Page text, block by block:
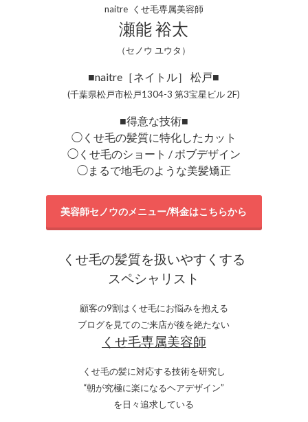
naitre くせ毛専属美容師
瀬能 裕太
（セノウ ユウタ）
■naitre［ネイトル］ 松戸■
(千葉県松戸市松戸1304-3 第3宝星ビル 2F)
■得意な技術■
◯くせ毛の髪質に特化したカット
◯くせ毛のショート / ボブデザイン
◯まるで地毛のような美髪矯正
美容師セノウのメニュー/料金はこちらから
くせ毛の髪質を扱いやすくする
スペシャリスト
顧客の9割はくせ毛にお悩みを抱える
ブログを見てのご来店が後を絶たない
くせ毛専属美容師
くせ毛の髪に対応する技術を研究し
“朝が究極に楽になるヘアデザイン”
を日々追求している